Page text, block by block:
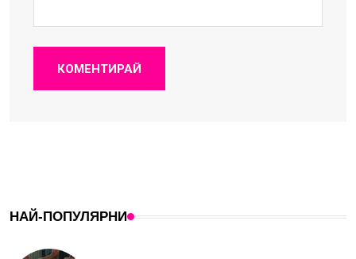
КОМЕНТИРАЙ
НАЙ-ПОПУЛЯРНИ